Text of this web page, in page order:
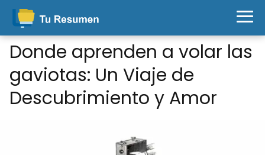
Donde aprenden a volar las
gaviotas: Un Viaje de
Descubrimiento y Amor